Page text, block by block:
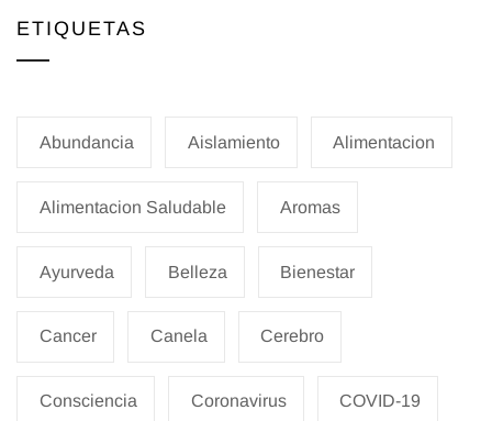
ETIQUETAS
Abundancia Aislamiento Alimentacion
Alimentacion Saludable Aromas
Ayurveda Belleza Bienestar
Cancer Canela Cerebro
Consciencia Coronavirus COVID-19